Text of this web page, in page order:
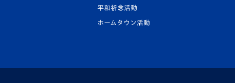
平和祈念活動
ホームタウン活動